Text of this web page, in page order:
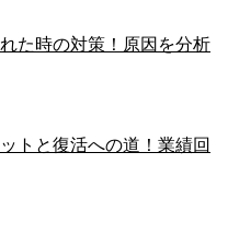
た時の対策！原因を分析
トと復活への道！業績回